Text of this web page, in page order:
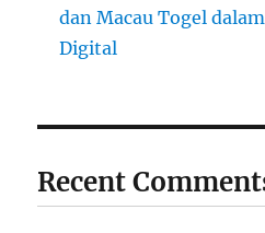
dan Macau Togel
Digital
Recent